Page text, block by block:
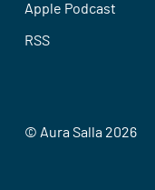
Apple Podcast
RSS
© Aura Salla 2026